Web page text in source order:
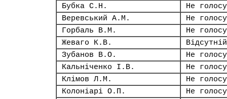
Бубка С.Н.
Не
Веревський А.М.
Не
Горбаль В.М.
Не
Жеваго К.В.
Відсутній
Зубанов В.О.
Не
Кальніченко І.В.
Не
Клімов Л.М.
Не
Колоніарі О.П.
Не